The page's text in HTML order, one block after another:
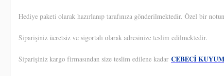
Hediye paketi olarak hazırlanıp tarafınıza gönderilmektedir. Özel bir
Siparişiniz ücretsiz ve sigortalı olarak adresinize teslim edilmektedir.
Siparişiniz kargo firmasından size teslim edilene kadar CEBECİ